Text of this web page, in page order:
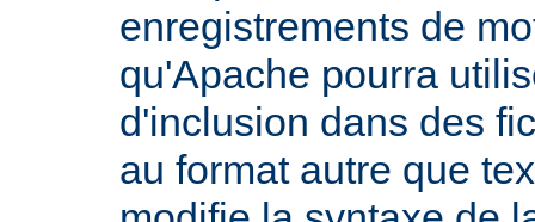
enregistrements de
qu'Apache pourra
d'inclusion dans des
au format autre que